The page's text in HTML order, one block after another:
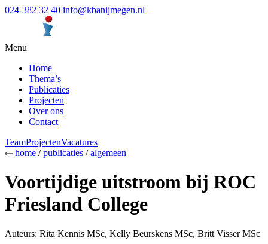
024-382 32 40 info@kbanijmegen.nl
Menu
Home
Thema’s
Publicaties
Projecten
Over ons
Contact
TeamProjectenVacatures
home /publicaties /algemeen
Voortijdige uitstroom bij ROC
Friesland College
Auteurs: Rita Kennis MSc, Kelly Beurskens MSc, Britt Visser MSc